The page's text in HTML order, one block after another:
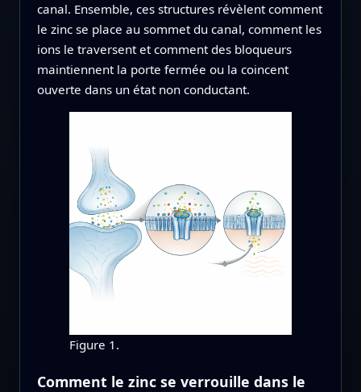
canal. Ensemble, ces structures révèlent comment
le zinc se place au sommet du canal, comment les
ions le traversent et comment des bloqueurs
maintiennent la porte fermée ou la coincent
ouverte dans un état non conductant.
Figure 1.
Comment le zinc se verrouille dans le